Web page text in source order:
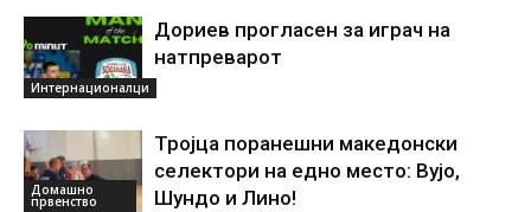
Интернационалци
Дориев прогласен за играч на
натпреварот
Домашно
првенство
Тројца поранешни македонски
селектори на едно место: Вујо,
Шундо и Лино!